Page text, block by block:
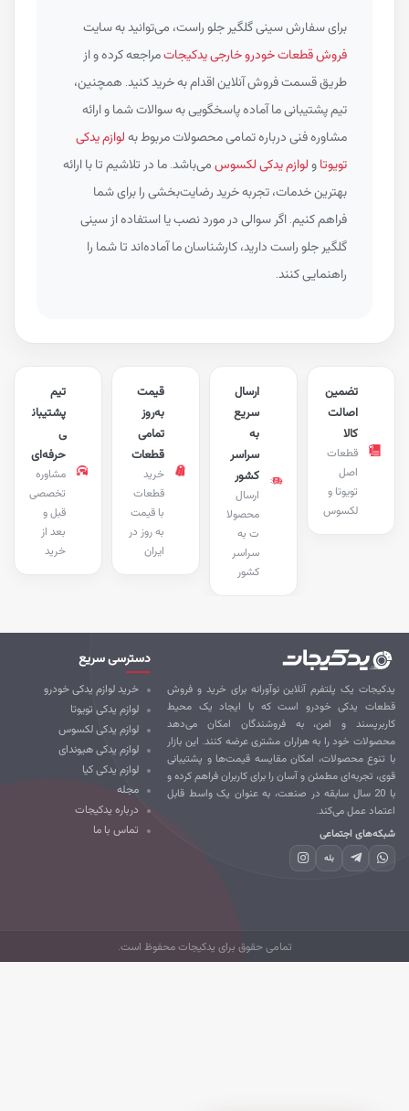
برای سفارش سینی گلگیر جلو راست، می‌توانید به سایت
فروش قطعات خودرو خارجی یدکیجاتمراجعه کرده و از
طریق قسمت فروش آنلاین اقدام به خرید کنید. همچنین،
تیم پشتیبانی ما آماده پاسخگویی به سوالات شما و ارائه
مشاوره فنی درباره تمامی محصولات مربوط بهلوازم یدکی
تویوتاولوازم یدکی لکسوسمی‌باشد. ما در تلاشیم تا با ارائه
بهترین خدمات، تجربه خرید رضایت‌بخشی را برای شما
فراهم کنیم. اگر سوالی در مورد نصب یا استفاده از سینی
گلگیر جلو راست دارید، کارشناسان ما آماده‌اند تا شما را
راهنمایی کنند.
پشتیبان
حرفه‌ای
مشاوره
تخصصی
قبل و
بعد از
خرید
قیمت
به‌روز
تمامی
قطعات
خرید
قطعات
با قیمت
به روز در
ایران
ارسال
سریع
سراسر
کشور
ارسال
محصولا
ت به
سراسر
کشور
تضمین
اصالت
قطعات
تویوتا و
لکسوس
یک پلتفرم آنلاین نوآورانه برای خرید و فروش
یدکی خودرو است که با ایجاد یک محیط
و امن، به فروشندگان امکان می‌دهد
خود را به هزاران مشتری عرضه کنند. این بازار
تنوع محصولات، امکان مقایسه قیمت‌ها و پشتیبانی
تجربه‌ای مطمئن و آسان را برای کاربران فراهم کرده و
با 20 سال سابقه در صنعت، به عنوان یک واسط قابل
عمل می‌کند.
اجتماعی
بله
دسترسی سریع
خرید لوازم یدکی خودرو
لوازم یدکی تویوتا
لوازم یدکی لکسوس
لوازم یدکی هیوندای
لوازم یدکی کیا
مجله
درباره یدکیجات
تماس با ما
تمامی حقوق برای یدکیجات محفوظ است.